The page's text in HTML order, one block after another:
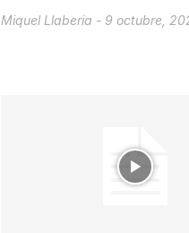
Miquel Llaberia - 9 octubre,